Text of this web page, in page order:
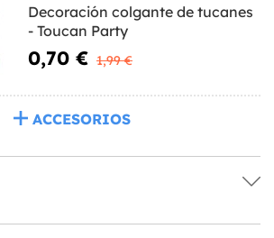
Decoración colgante de tucanes
- Toucan Party
0,70 € 1,99 €
ACCESORIOS